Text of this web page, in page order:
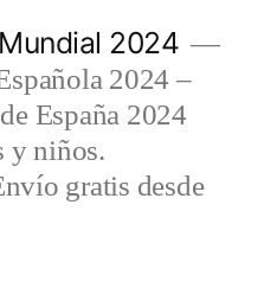
2024
2024 –
España 2024
y niños.
gratis desde